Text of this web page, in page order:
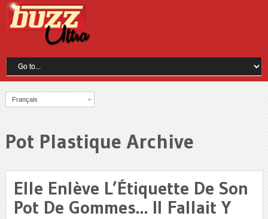
Français
Pot Plastique Archive
Elle Enlève L’Étiquette De Son
Pot De Gommes… Il Fallait Y